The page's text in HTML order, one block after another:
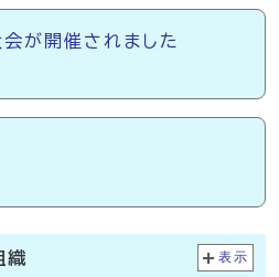
が開催されました
織 表示